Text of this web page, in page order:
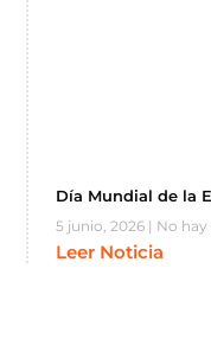
Día Mundial de la
5 junio, 2026 No
Leer Noticia